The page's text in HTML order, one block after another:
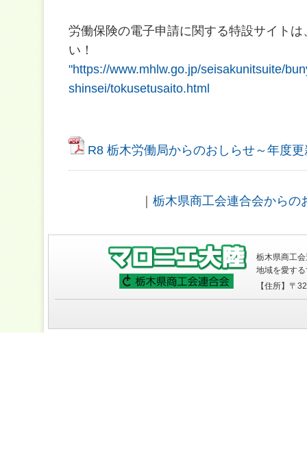
労働保険の電子申請に関する特設サイト
い！
"https://www.mhlw.go.jp/seisakunitsuite/
shinsei/tokusetusaito.html
R8 栃木労働局からのおしらせ～年度
栃木県商工会連合会からの
栃木県商工
地域を愛す
【住所】〒